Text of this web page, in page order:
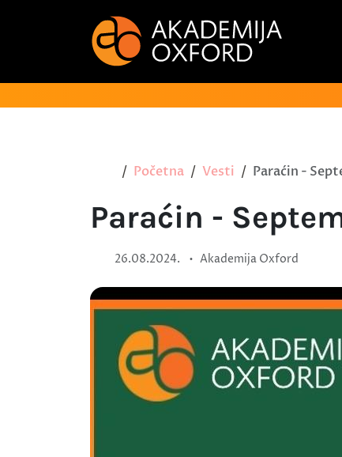
Početna Vesti Paraćin -
Paraćin -
26.08.2024. • Akademija Oxford